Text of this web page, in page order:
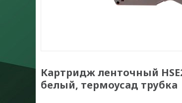
Картридж ленточный
белый, термоусад трубка